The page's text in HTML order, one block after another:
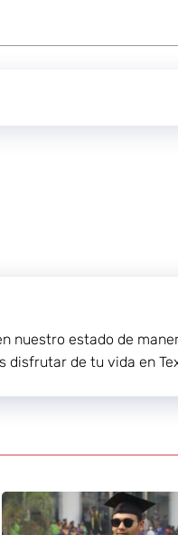
nuestro estado de
de tu vida en